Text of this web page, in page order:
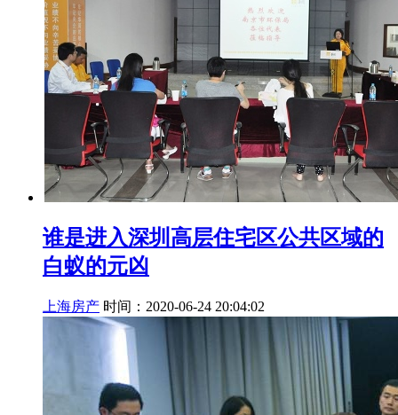
谁是进入深圳高层住宅区公共区域的
白蚁的元凶
上海房产 时间：2020-06-24 20:04:02